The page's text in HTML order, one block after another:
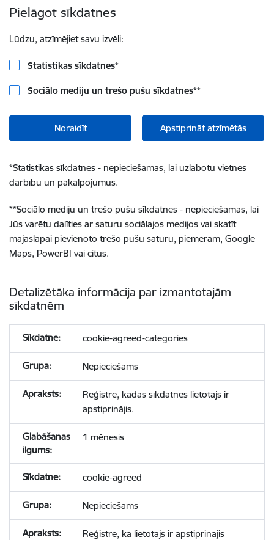
Pielāgot sīkdatnes
Lūdzu, atzīmējiet savu izvēli:
Statistikas sīkdatnes*
Sociālo mediju un trešo pušu sīkdatnes**
Noraidīt Apstiprināt atzīmētās
*Statistikas sīkdatnes - nepieciešamas, lai uzlabotu vietnes
darbību un pakalpojumus.
**Sociālo mediju un trešo pušu sīkdatnes - nepieciešamas, lai
Jūs varētu dalīties ar saturu sociālajos medijos vai skatīt
mājaslapai pievienoto trešo pušu saturu, piemēram, Google
Maps, PowerBI vai citus.
Detalizētāka informācija par izmantotajām
sīkdatnēm
cookie-agreed-categories
Nepieciešams
Reģistrē, kādas sīkdatnes lietotājs ir
apstiprinājis.
1 mēnesis
cookie-agreed
Nepieciešams
Reģistrē, ka lietotājs ir apstiprinājis